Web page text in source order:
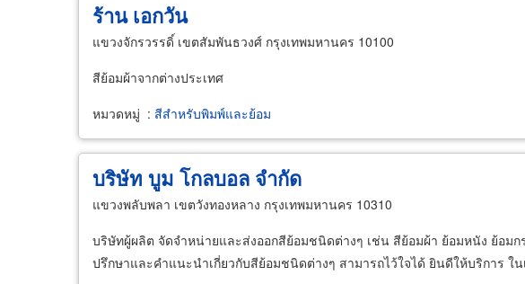
ร้าน เอกวัน
แขวงจักรวรรดิ์ เขตสัมพันธวงศ์ กรุงเทพมหานคร 10100
สีย้อมผ้าจากต่างประเทศ
หมวดหมู่ : สีสำหรับพิมพ์และย้อม
บริษัท บูม โกลบอล จำกัด
แขวงพลับพลา เขตวังทองหลาง กรุงเทพมหานคร 10310
บริษัทผู้ผลิต จัดจำหน่ายและส่งออกสีย้อมชนิดต่างๆ เช่น สีย้อมผ้า ย้อมหนัง ย้อ
ปรึกษาและคำแนะนำเกี่ยวกับสีย้อมชนิดต่างๆ สามารถไว้ใจได้ ยินดีให้บริการ ใน